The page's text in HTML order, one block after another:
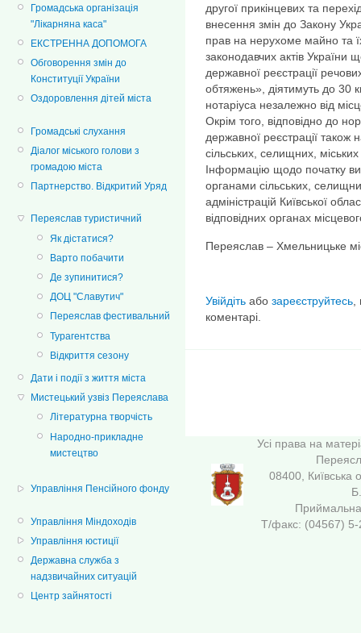
Громадська організація
"Лікарняна каса"
ЕКСТРЕННА ДОПОМОГА
Обговорення змін до
Конституції України
Оздоровлення дітей міста
Громадські слухання
Діалог міського голови з
громадою міста
Партнерство. Відкритий Уряд
Переяслав туристичний
Як дістатися?
Варто побачити
Де зупинитися?
ДОЦ "Славутич"
Переяслав фестивальний
Турагентства
Відкриття сезону
Дати і події з життя міста
Мистецький узвіз Переяслава
Літературна творчість
Народно-прикладне
мистецтво
Управління Пенсійного фонду
Управління Міндоходів
Управління юстиції
Державна служба з
надзвичайних ситуацій
Центр зайнятості
другої прикінцевих та
внесення змін до Закону
прав на нерухоме майно та
законодавчих актів України
державної реєстрації
обтяжень», діятимуть до 30
нотаріуса незалежно від
Окрім того, відповідно до
державної реєстрації також
сільських, селищних,
Інформацію щодо початку
органами сільських,
адміністрацій Київської
відповідних органах
Переяслав – Хмельницьке
Увійдіть або зареєструйтесь,
коментарі.
Усі права на
08400, Київська
Т/факс: